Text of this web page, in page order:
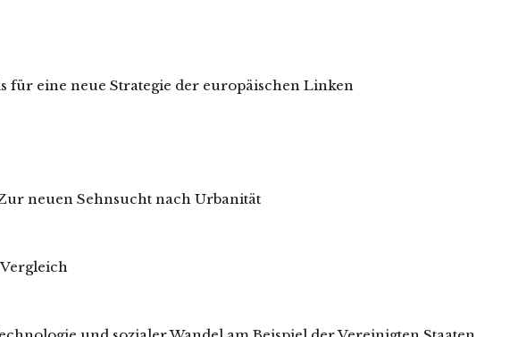
für eine neue Strategie der europäischen Linken
neuen Sehnsucht nach Urbanität